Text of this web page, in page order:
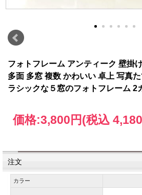
フォトフレーム アンティーク 壁掛
多面 多窓 複数 かわいい 卓上 写真
ラシックな５窓のフォトフレーム 2
価格:3,800円(税込
注文
カラー